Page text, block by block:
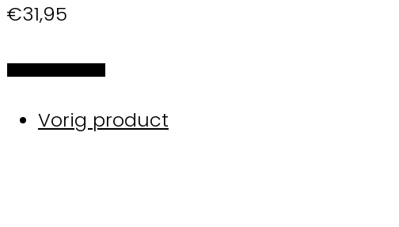
€31,95
Vorig product